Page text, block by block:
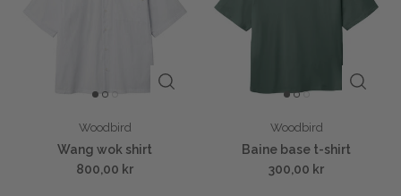
Woodbird
Wang wok shirt
800,00 kr
Woodbird
Baine base t-shirt
300,00 kr